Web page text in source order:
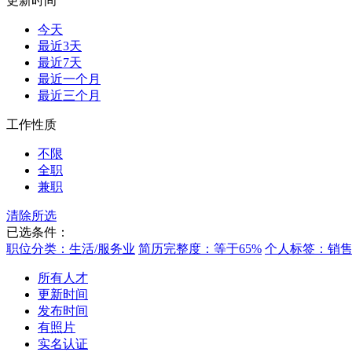
今天
最近3天
最近7天
最近一个月
最近三个月
工作性质
不限
全职
兼职
清除所选
已选条件：
职位分类：生活/服务业 简历完整度：等于65% 个人标签：销
所有人才
更新时间
发布时间
有照片
实名认证